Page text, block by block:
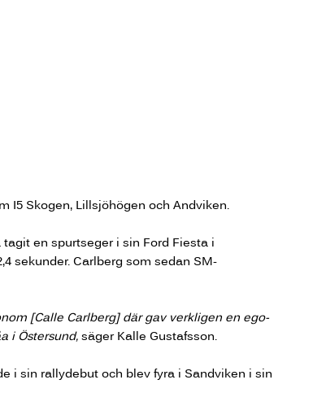
I5 Skogen, Lillsjöhögen och Andviken.
en spurtseger i sin Ford Fiesta i
sekunder. Carlberg som sedan SM-
[Calle Carlberg] där gav verkligen en ego-
i Östersund,säger Kalle Gustafsson.
i sin rallydebut och blev fyra i Sandviken i sin